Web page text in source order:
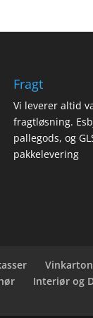
Fragt
Vi leverer altid
fragtløsning.
pallegods, og
pakkelevering
Interiør og